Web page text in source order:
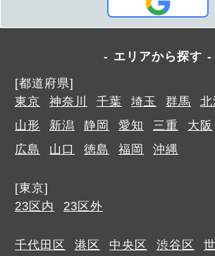
エリアから探す
[都道府県]
東京
神奈川 千葉 埼玉 群馬 北
山形
新潟 静岡 愛知 三重 大阪
広島
山口 徳島 福岡 沖縄
[東京]
23区内
23区外
千代田区 港区 中央区 渋谷区